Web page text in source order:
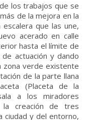
los trabajos que se
de la mejora en la
que las une,
acerado en calle
hasta el límite de
actuación y dando
zona verde existente
de la parte llana
(Placeta de la
a los miradores
creación de tres
ciudad y del entorno,